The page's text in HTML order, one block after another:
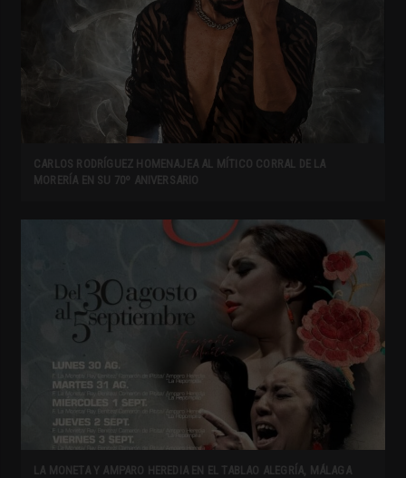
CARLOS RODRÍGUEZ HOMENAJEA AL MÍTICO CORRAL DE LA
MORERÍA EN SU 70º ANIVERSARIO
LA MONETA Y AMPARO HEREDIA EN EL TABLAO ALEGRÍA, MÁLAGA